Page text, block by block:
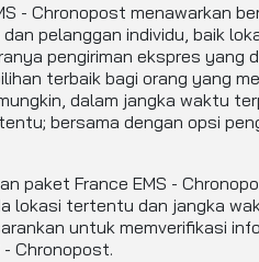
- Chronopost menawarkan
pelanggan individu, baik
pengiriman ekspres yang
terbaik bagi orang yang
dalam jangka waktu
bersama dengan opsi
paket France EMS -
lokasi tertentu dan jangka
untuk memverifikasi
Chronopost.